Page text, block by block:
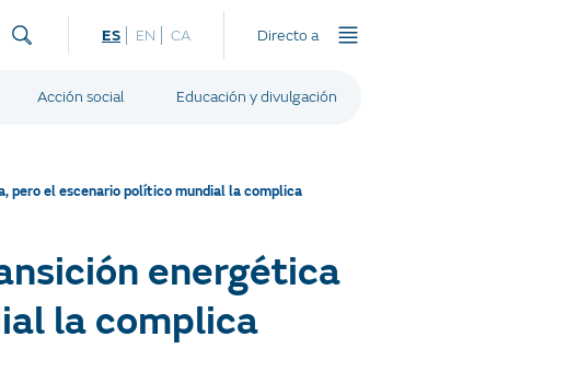
ES EN CA Directo a
Acción social Educación y divulgación
pero el escenario político mundial la complica
energética
la complica